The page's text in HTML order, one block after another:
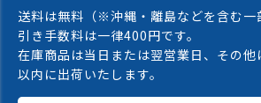
送料は無料（※沖縄・離島などを含む一
引き手数料は一律400円です。
在庫商品は当日または翌営業日、その他
以内に出荷いたします。